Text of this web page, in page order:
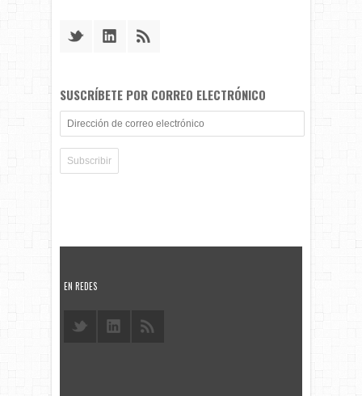
SUSCRÍBETE POR CORREO ELECTRÓNICO
Dirección
de
electrónico
EN REDES